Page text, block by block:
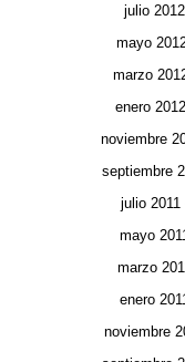
julio 2012
mayo
marzo
enero 2012
noviembre
septiembre
julio 2011
mayo
marzo
enero
noviembre